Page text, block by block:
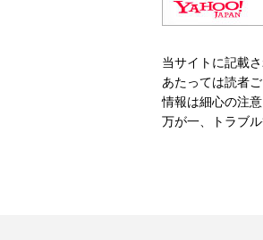
当サイトに記載
あたっては読者
情報は細心の注
万が一、トラブ